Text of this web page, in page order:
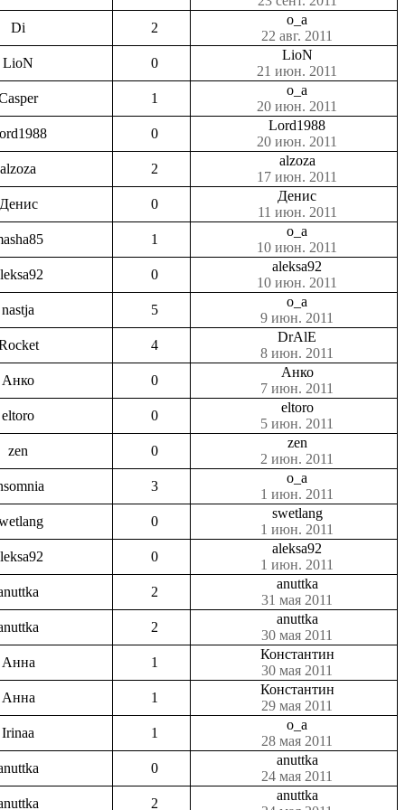
Di 2
o_a
22 авг. 2011
LioN 0
LioN
21 июн. 2011
1
o_a
20 июн. 2011
0
Lord1988
20 июн. 2011
alzoza 2
alzoza
17 июн. 2011
Денис 0
Денис
11 июн. 2011
1
o_a
10 июн. 2011
0
aleksa92
10 июн. 2011
nastja 5
o_a
9 июн. 2011
4
DrAlE
8 июн. 2011
Анко 0
Анко
7 июн. 2011
eltoro 0
eltoro
5 июн. 2011
zen 0
zen
2 июн. 2011
3
o_a
1 июн. 2011
0
swetlang
1 июн. 2011
0
aleksa92
1 июн. 2011
2
anuttka
31 мая 2011
2
anuttka
30 мая 2011
Анна 1
Константин
30 мая 2011
Анна 1
Константин
29 мая 2011
Irinaa 1
o_a
28 мая 2011
0
anuttka
24 мая 2011
2
anuttka